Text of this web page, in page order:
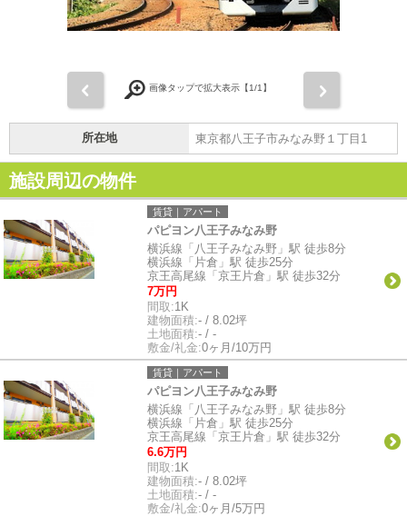
画像タップで拡大表示【1/1】
所在地 東京都八王子市みなみ野１丁目1
施設周辺の物件
賃貸｜アパート
パピヨン八王子みなみ野
横浜線「八王子みなみ野」駅 徒歩8分
横浜線「片倉」駅 徒歩25分
京王高尾線「京王片倉」駅 徒歩32分
7万円
間取:1K
建物面積:- / 8.02坪
土地面積:- / -
敷金/礼金:0ヶ月/10万円
賃貸｜アパート
パピヨン八王子みなみ野
横浜線「八王子みなみ野」駅 徒歩8分
横浜線「片倉」駅 徒歩25分
京王高尾線「京王片倉」駅 徒歩32分
6.6万円
間取:1K
建物面積:- / 8.02坪
土地面積:- / -
敷金/礼金:0ヶ月/5万円